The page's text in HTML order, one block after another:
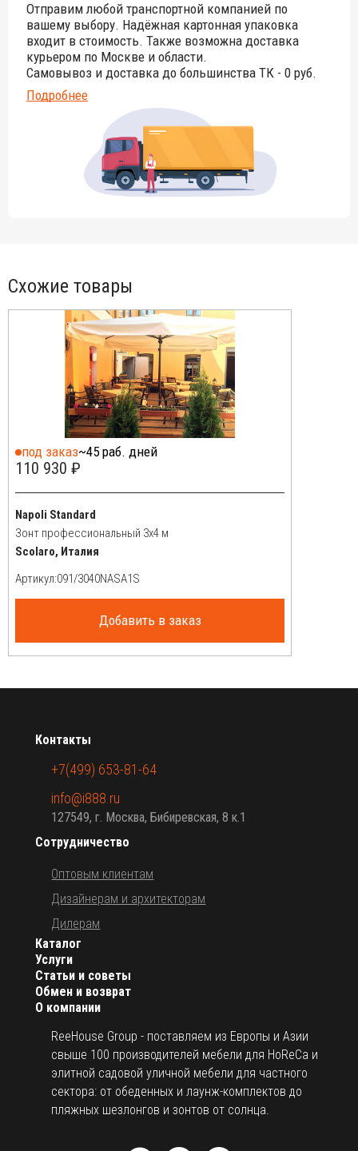
Отправим любой транспортной компанией по
вашему выбору. Надёжная картонная упаковка
входит в стоимость. Также возможна доставка
курьером по Москве и области.
Самовывоз и доставка до большинства ТК - 0 руб.
Подробнее
Схожие товары
под заказ~45 раб. дней
110 930 ₽
Napoli Standard
Зонт профессиональный 3х4 м
Scolaro, Италия
Артикул:
Добавить в заказ
О компании
ReeHouse Group - поставляем из Европы и Азии
свыше 100 производителей мебели для HoReCa и
элитной садовой уличной мебели для частного
сектора: от обеденных и лаунж-комплектов до
пляжных шезлонгов и зонтов от солнца.
Каталог
Услуги
Статьи и советы
Обмен и возврат
Сотрудничество
Оптовым клиентам
Дизайнерам и архитекторам
Дилерам
Контакты
+7(499) 653-81-64
info@i888.ru
127549, г. Москва, Бибиревская, 8 к.1